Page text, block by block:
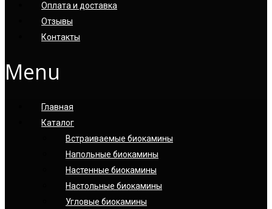
Оплата и доставка
Отзывы
Контакты
Menu
Главная
Каталог
Встраиваемые биокамины
Напольные биокамины
Настенные биокамины
Настoльные биокамины
Угловые биокамины